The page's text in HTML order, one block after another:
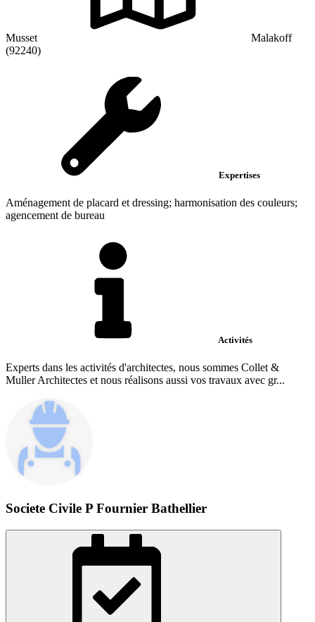
Musset
Malakoff
(92240)
Expertises
Aménagement de placard et dressing; harmonisation des couleurs;
agencement de bureau
Activités
Experts dans les activités d'architectes, nous sommes Collet &
Muller Architectes et nous réalisons aussi vos travaux avec gr...
Societe Civile P Fournier Bathellier